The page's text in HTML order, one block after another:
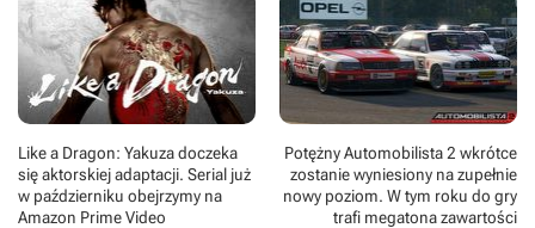
Like a Dragon: Yakuza doczeka
się aktorskiej adaptacji. Serial już
w październiku obejrzymy na
Amazon Prime Video
Potężny Automobilista 2 wkrótce
zostanie wyniesiony na zupełnie
nowy poziom. W tym roku do gry
trafi megatona zawartości